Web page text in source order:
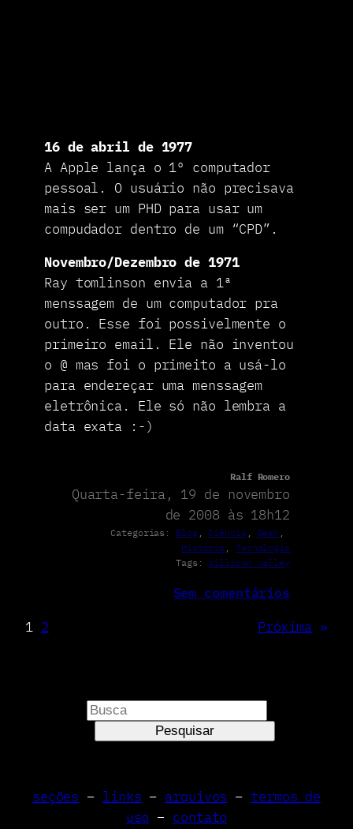
16 de abril de 1977
A Apple lança o 1º computador
pessoal. O usuário não precisava
mais ser um PHD para usar um
compudador dentro de um “CPD”.
Novembro/Dezembro de 1971
Ray tomlinson envia a 1ª
menssagem de um computador pra
outro. Esse foi possivelmente o
primeiro email. Ele não inventou
o @ mas foi o primeito a usá-lo
para endereçar uma menssagem
eletrônica. Ele só não lembra a
data exata :-)
Ralf Romero
Quarta-feira, 19 de novembro
de 2008 às 18h12
Categorias: Blog, Ciência Geek
História
Tecnologia
Tags: sillicon valley
Sem comentários
1 2 Próxima »
P
Pesquisar
seções – links – arquivos –termos de
uso – contato